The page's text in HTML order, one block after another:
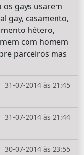
gays usarem
gay, casamento,
hétero,
com homem
parceiros mas
31-07-2014 às 21:45
31-07-2014 às 21:44
30-07-2014 às 23:55